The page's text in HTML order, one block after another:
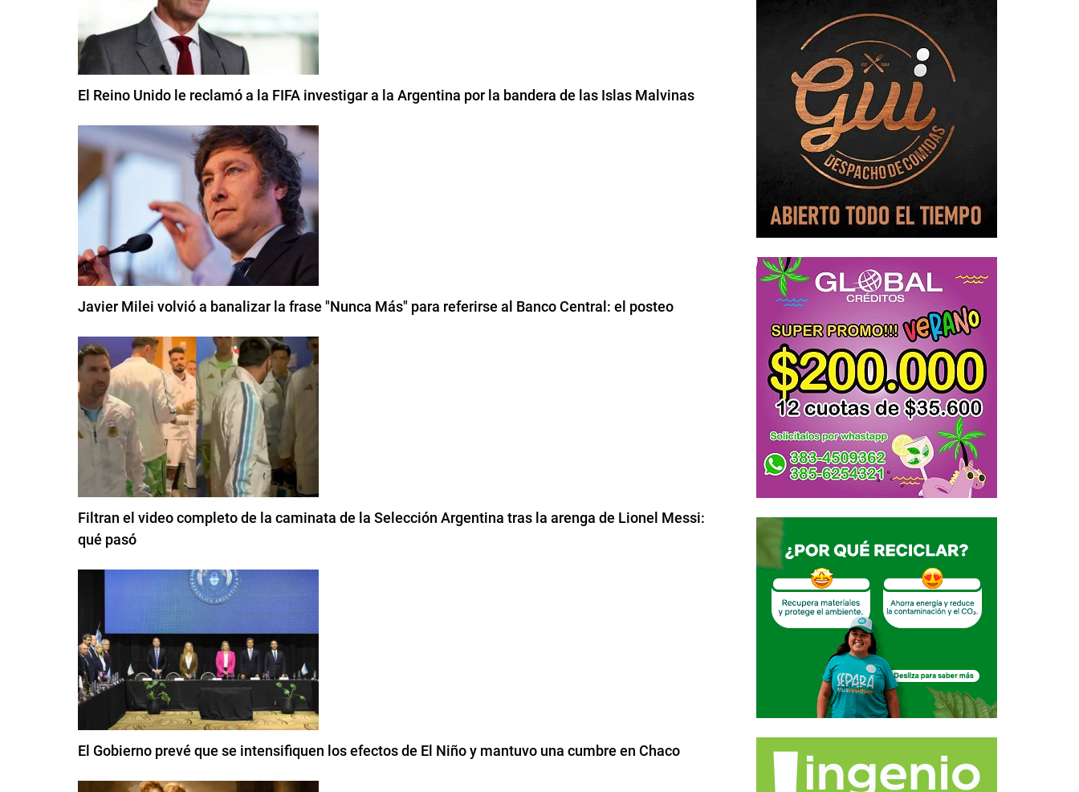
El Reino Unido le reclamó a la FIFA investigar a la Argentina por la bandera de las Islas Malvinas
Javier Milei volvió a banalizar la frase "Nunca Más" para referirse al Banco Central: el posteo
Filtran el video completo de la caminata de la Selección Argentina tras la arenga de Lionel Messi:
qué pasó
El Gobierno prevé que se intensifiquen los efectos de El Niño y mantuvo una cumbre en Chaco